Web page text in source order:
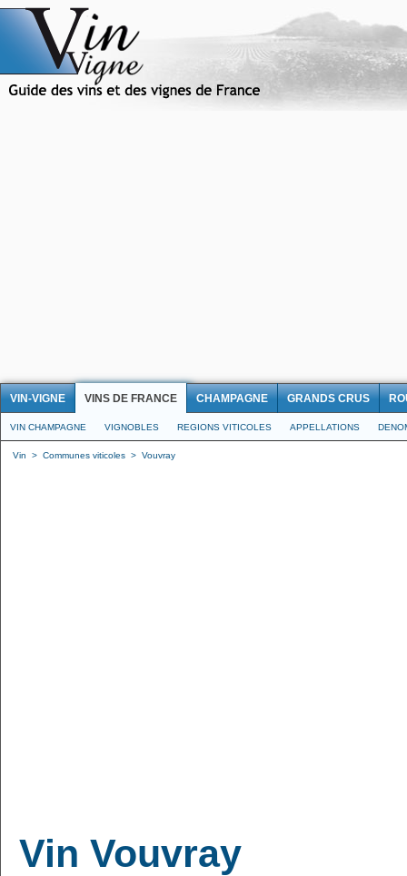
VIN-VIGNE VINS DE FRANCE CHAMPAGNE GRANDS CRUS
VIN CHAMPAGNE VIGNOBLES REGIONS VITICOLES APPELLATIONS
Vin > Communes viticoles > Vouvray
Vin Vouvray